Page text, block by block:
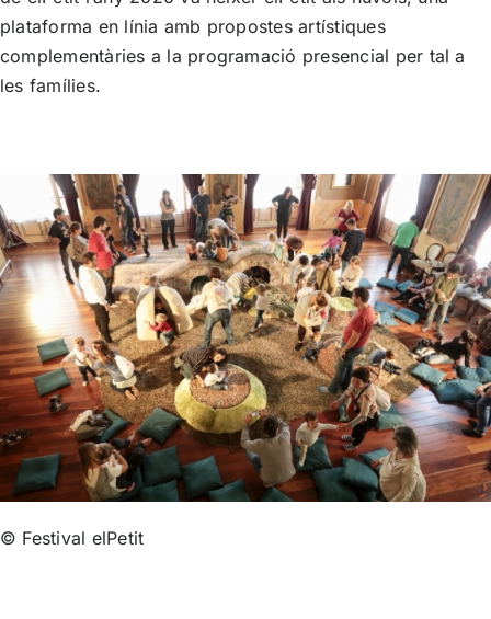
plataforma en línia amb propostes artístiques
complementàries a la programació presencial per tal a
les famílies.
© Festival elPetit